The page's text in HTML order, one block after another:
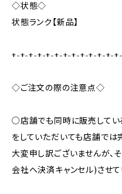
◇状態◇
状態ランク【新品】
+-+-+-+-+-+-+-+-+-+-+-+-
◇ご注文の際の注意点◇
○店舗でも同時に販売してい
をしていただいても店舗では
大変申し訳ございませんが、
会社へ決済キャンセル)させて